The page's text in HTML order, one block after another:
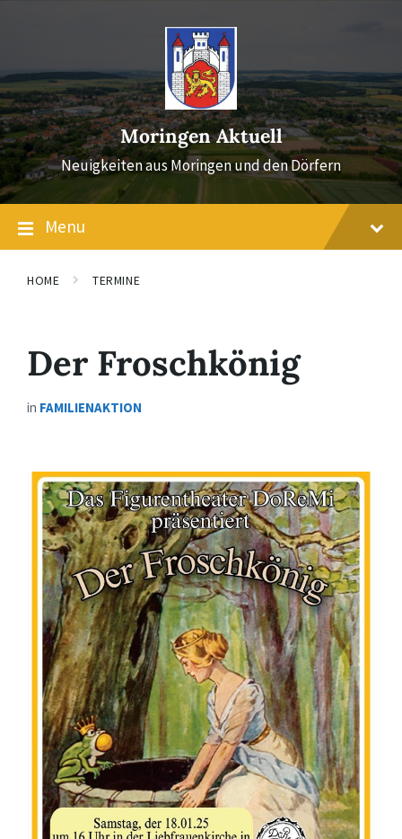
Moringen Aktuell
Neuigkeiten aus Moringen und den Dörfern
Menu
HOME TERMINE
Der Froschkönig
in FAMILIENAKTION